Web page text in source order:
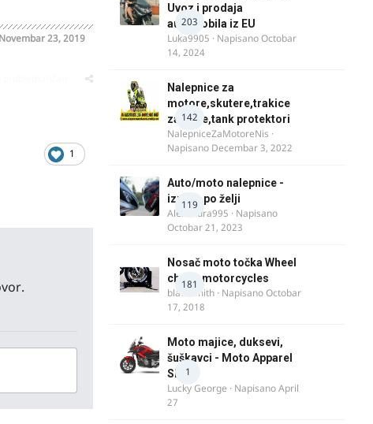
Novembar 23, 2019
1
203
Uvoz i prodaja
automobila iz EU
Luka9905 · NapisanoOctobar
14, 2024
142
Nalepnice za
motore,skutere,trakice
za felne,tank protektori
NalepniceZaMotoreNis ·
Napisano Decembar 3, 2022
119
Auto/moto nalepnice -
izrada po želji
Alexandra995 · Napisano
Octobar 21, 2023
181
Nosač moto točka Wheel
chock motorcycles
blacksmith · NapisanoOctobar
17, 2018
1
Moto majice, duksevi,
šuškavci - Moto Apparel
SRB
Lucky George · NapisanoApril
27